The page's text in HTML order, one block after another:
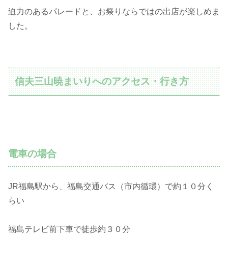
迫力のあるパレードと、お祭りならではの出店が楽しめま
した。
信夫三山暁まいりへのアクセス・行き方
電車の場合
JR福島駅から、福島交通バス（市内循環）で約１０分く
らい
福島テレビ前下車で徒歩約３０分